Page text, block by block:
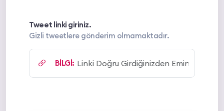
Tweet linki giriniz.
Gizli tweetlere gönderim olmamaktadır.
BİLGİ: